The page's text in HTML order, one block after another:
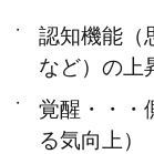
認知機能（
など）の上
覚醒・・・
る気向上）